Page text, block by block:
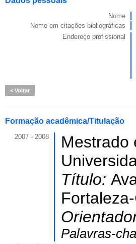
Nome
Nome em citações bibliográficas
Endereço profissional
Voltar
Formação acadêmica/Titulação
2007 - 2008
Mestrado
Título:
Palavras-